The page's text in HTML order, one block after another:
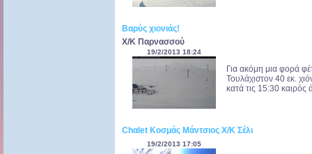
Βαρύς χιονιάς!
Χ/Κ Παρνασσού
19/2/2013 18:24
Για ακόμη μια φορά
Τουλάχιστον 40 εκ.
κατά τις 15:30 καιρός
Chαlet Κοσμάς Μάντσιος X/K Σέλι
19/2/2013 17:05